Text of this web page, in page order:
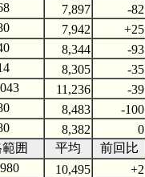
7,897
-82
7,942
+25
8,344
-93
8,305
-35
11,236
-39
8,483
-100
8,382
0
囲 平均
前回比
10,495
+2